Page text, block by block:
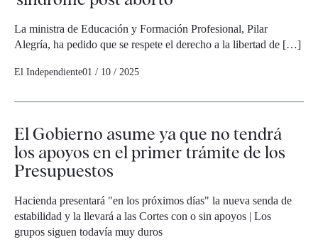
La ministra de Educación y Formación Profesional, Pilar
Alegría, ha pedido que se respete el derecho a la libertad de […]
El Independiente01 / 10 / 2025
El Gobierno asume ya que no tendrá
los apoyos en el primer trámite de los
Presupuestos
Hacienda presentará "en los próximos días" la nueva senda de
estabilidad y la llevará a las Cortes con o sin apoyos | Los
grupos siguen todavía muy duros